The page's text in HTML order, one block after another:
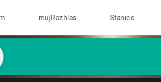
mujRozhlas Stanice